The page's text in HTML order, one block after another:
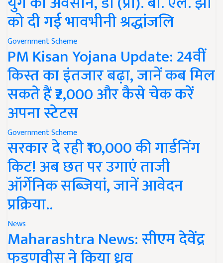
को दी गई भावभीनी श्रद्धांजलि
Government Scheme
PM Kisan Yojana Update: 24वीं
किस्त का इंतजार बढ़ा, जानें कब मिल
सकते हैं ₹2,000 और कैसे चेक करें
अपना स्टेटस
Government Scheme
सरकार दे रही ₹10,000 की गार्डनिंग
किट! अब छत पर उगाएं ताजी
ऑर्गेनिक सब्जियां, जानें आवेदन
प्रक्रिया..
News
Maharashtra News: सीएम देवेंद्र